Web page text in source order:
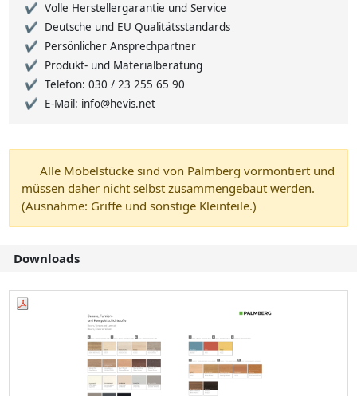
Volle Herstellergarantie und Service
Deutsche und EU Qualitätsstandards
Persönlicher Ansprechpartner
Produkt- und Materialberatung
Telefon: 030 / 23 255 65 90
E-Mail: info@hevis.net
Alle Möbelstücke sind von Palmberg vormontiert und
müssen daher nicht selbst zusammengebaut werden.
(Ausnahme: Griffe und sonstige Kleinteile.)
Downloads